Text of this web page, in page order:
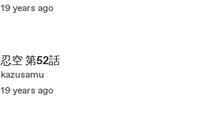
19 years ago
忍空 第52話
kazusamu
19 years ago